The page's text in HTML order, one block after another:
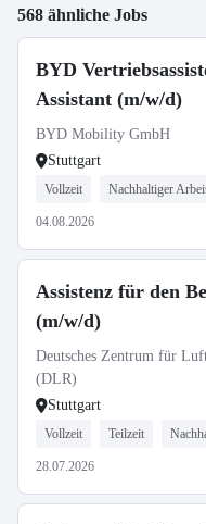
568 ähnliche Jobs
BYD
Assistant (m/w/d)
BYD Mobility GmbH
Stuttgart
Vollzeit Nachhaltiger
04.08.2026
Assistenz für den
(m/w/d)
Deutsches Zentrum für
(DLR)
Stuttgart
Vollzeit Teilzeit
28.07.2026